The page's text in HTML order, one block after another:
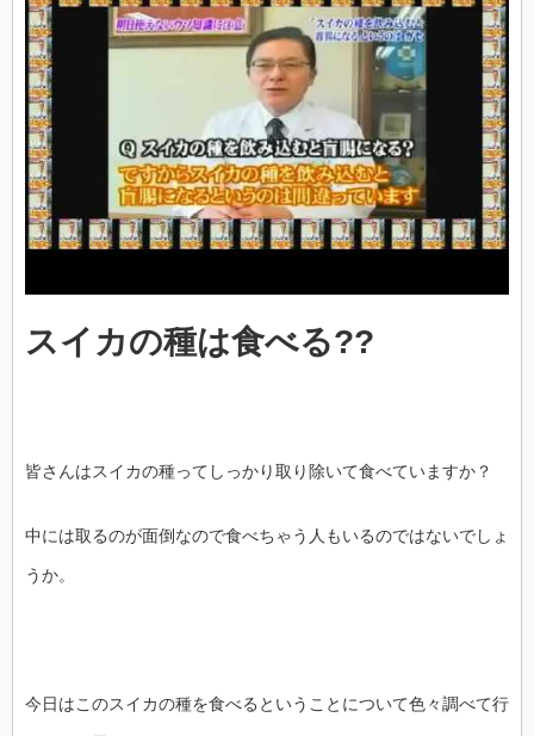
スイカの種は食べる??
皆さんはスイカの種ってしっかり取り除いて食べていますか？
中には取るのが面倒なので食べちゃう人もいるのではないでしょ
うか。
今日はこのスイカの種を食べるということについて色々調べて行